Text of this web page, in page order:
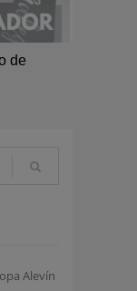
de
Alevín